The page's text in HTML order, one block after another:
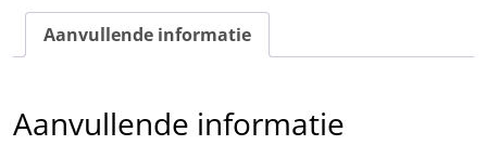
Aanvullende informatie
Aanvullende informatie